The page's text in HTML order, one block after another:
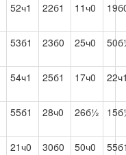
52ч1 22б1 11ч0
53б1 23б0 25ч0
54ч1 25б1 17ч0
55б1 28ч0 26б½
21ч0 30б0 50ч0